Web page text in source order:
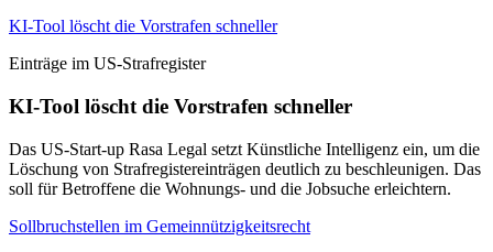
KI-Tool löscht die Vorstrafen schneller
Einträge im US-Strafregister
KI-Tool löscht die Vorstrafen schneller
Das US-Start-up Rasa Legal setzt Künstliche Intelligenz ein, um die
Löschung von Strafregistereinträgen deutlich zu beschleunigen. Das
soll für Betroffene die Wohnungs- und die Jobsuche erleichtern.
Sollbruchstellen im Gemeinnützigkeitsrecht